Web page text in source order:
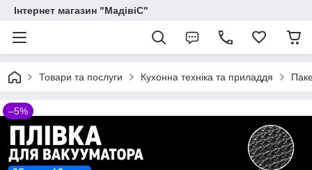
Інтернет магазин "МадівіС"
Товари та послуги Кухонна техніка та приладдя
–5%